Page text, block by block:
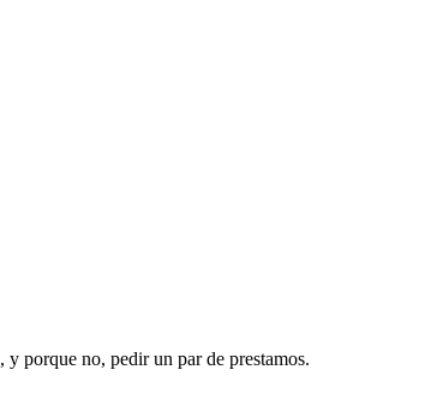
porque no, pedir un par de prestamos.